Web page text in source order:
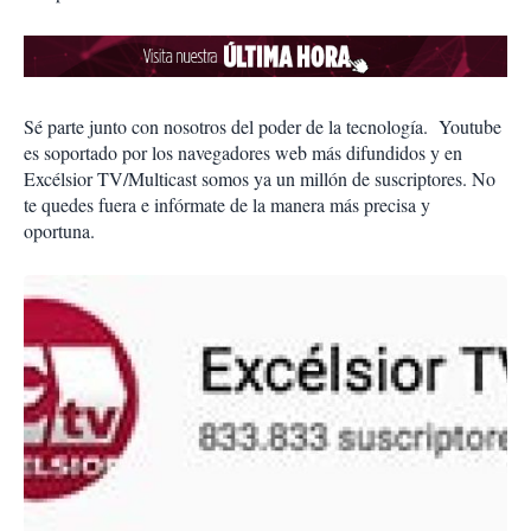
Sé parte junto con nosotros del poder de la tecnología. Youtube
es soportado por los navegadores web más difundidos y en
Excélsior TV/Multicast somos ya un millón de suscriptores. No
te quedes fuera e infórmate de la manera más precisa y
oportuna.